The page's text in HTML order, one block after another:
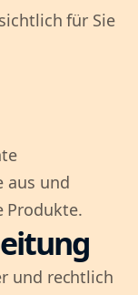
für Sie
aus und
Produkte.
und rechtlich